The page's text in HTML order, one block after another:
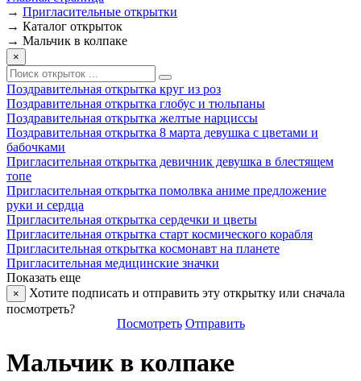
→ Пригласительные открытки
→ Каталог открыток
→ Мальчик в колпаке
×
Поздравительная открытка круг из роз
Поздравительная открытка глобус и тюльпаны
Поздравительная открытка желтые нарциссы
Поздравительная открытка 8 марта девушка с цветами и
бабочками
Пригласительная открытка девичник девушка в блестящем
топе
Пригласительная открытка помолвка аниме предложение
руки и сердца
Пригласительная открытка сердечки и цветы
Пригласительная открытка старт космического корабля
Пригласительная открытка космонавт на планете
Пригласительная медицинские значки
Показать еще
×
Хотите подписать и отправить эту открытку или сначала
посмотреть?
Посмотреть Отправить
Мальчик в колпаке